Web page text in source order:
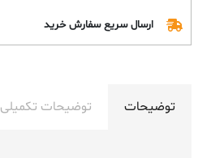
ارسال سریع سفارش خرید
توضیحات توضیحات تکمیلی